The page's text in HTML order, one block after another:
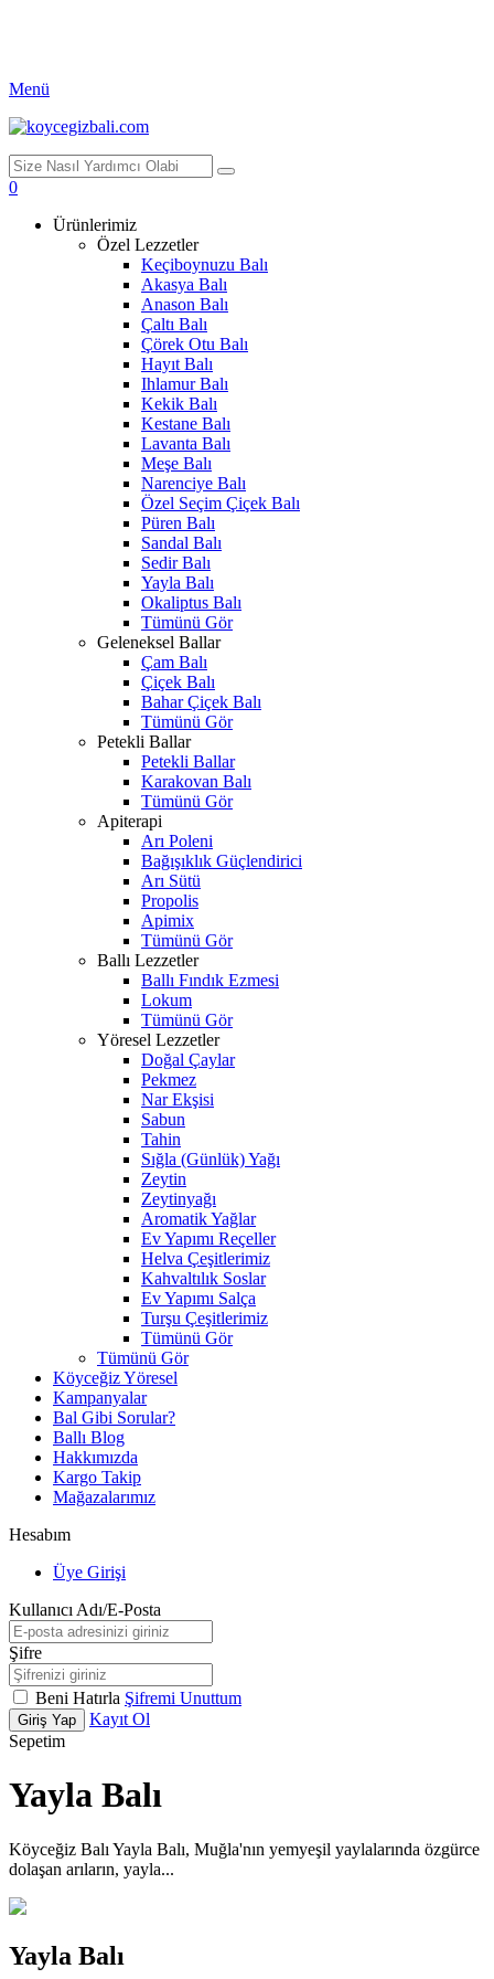
Menü
0
Ürünlerimiz
Özel Lezzetler
Keçiboynuzu Balı
Akasya Balı
Anason Balı
Çaltı Balı
Çörek Otu Balı
Hayıt Balı
Ihlamur Balı
Kekik Balı
Kestane Balı
Lavanta Balı
Meşe Balı
Narenciye Balı
Özel Seçim Çiçek Balı
Püren Balı
Sandal Balı
Sedir Balı
Yayla Balı
Okaliptus Balı
Tümünü Gör
Geleneksel Ballar
Çam Balı
Çiçek Balı
Bahar Çiçek Balı
Tümünü Gör
Petekli Ballar
Petekli Ballar
Karakovan Balı
Tümünü Gör
Apiterapi
Arı Poleni
Bağışıklık Güçlendirici
Arı Sütü
Propolis
Apimix
Tümünü Gör
Ballı Lezzetler
Ballı Fındık Ezmesi
Lokum
Tümünü Gör
Yöresel Lezzetler
Doğal Çaylar
Pekmez
Nar Ekşisi
Sabun
Tahin
Sığla (Günlük) Yağı
Zeytin
Zeytinyağı
Aromatik Yağlar
Ev Yapımı Reçeller
Helva Çeşitlerimiz
Kahvaltılık Soslar
Ev Yapımı Salça
Turşu Çeşitlerimiz
Tümünü Gör
Tümünü Gör
Köyceğiz Yöresel
Kampanyalar
Bal Gibi Sorular?
Ballı Blog
Hakkımızda
Kargo Takip
Mağazalarımız
Hesabım
Üye Girişi
Kullanıcı Adı/E-Posta
Şifre
Beni Hatırla Şifremi Unuttum
Giriş Yap
Kayıt Ol
Sepetim
Yayla Balı
Köyceğiz Balı Yayla Balı, Muğla'nın yemyeşil yaylalarında özgürce
dolaşan arıların, yayla...
Yayla Balı